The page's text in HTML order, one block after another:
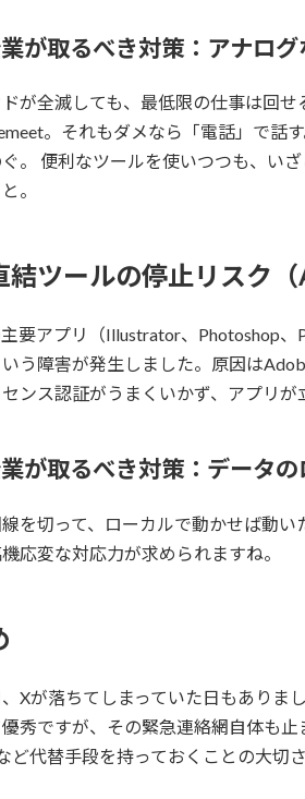
が取るべき対策：アナロ
ドが全滅しても、最低限の仕事は回
。それもダメなら「電話」で話
。 便利なツールを使いつつも、い
。
結ツールの停止リスク（
要アプリ（Illustrator、Photoshop
いう障害が発生しました。原因は
ンス認証がうまくいかず、アプリが
が取るべき対策：データ
を切って、ローカルで動かせば動
応変な対応力が求められますね。
Xが落ちてしまっていた日もありま
秀ですが、その緊急連絡網自体も
ど代替手段を持っておくことの大切